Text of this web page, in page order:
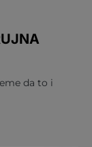
da to i